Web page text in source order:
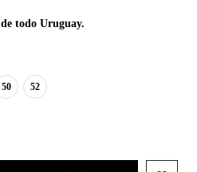
todo Uruguay.
50 52